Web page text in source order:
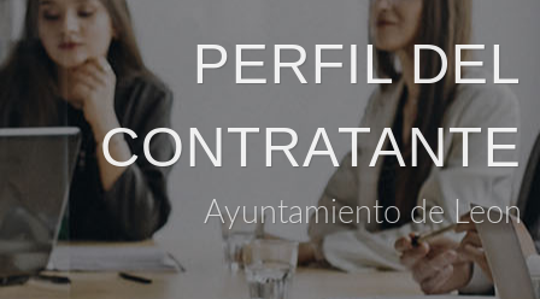
PERFIL DEL
CONTRATANTE
Ayuntamiento de Leon